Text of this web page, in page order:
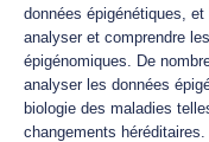
données épigénétiques,
analyser et comprendre
épigénomiques. De
analyser les données
biologie des maladies
changements